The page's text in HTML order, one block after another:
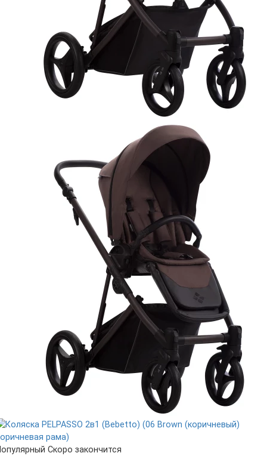
Скоро закончится